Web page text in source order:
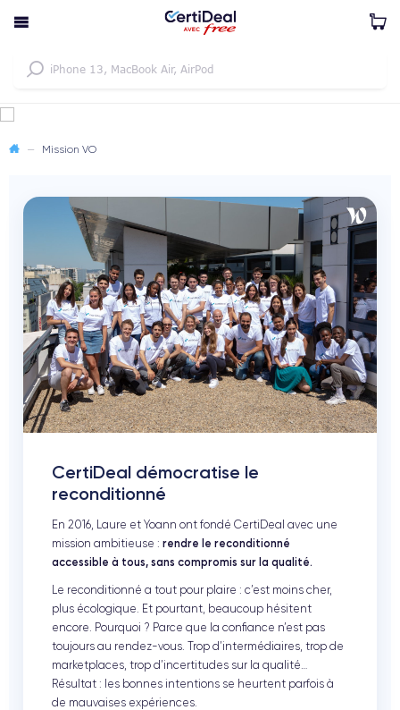
— Mission VO
CertiDeal démocratise le
reconditionné
En 2016, Laure et Yoann ont fondé CertiDeal avec une
mission ambitieuse : rendre le reconditionné
accessible à tous, sans compromis sur la qualité.
Le reconditionné a tout pour plaire : c’est moins cher,
plus écologique. Et pourtant, beaucoup hésitent
encore. Pourquoi ? Parce que la confiance n’est pas
toujours au rendez-vous. Trop d’intermédiaires, trop de
marketplaces, trop d’incertitudes sur la qualité…
Résultat : les bonnes intentions se heurtent parfois à
de mauvaises expériences.